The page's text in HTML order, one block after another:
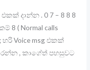
දාන්න . 0 7 – 8 8 8
8 ( Normal calls
හරි Voice msg එකක්
, කාගේත් පහසුවට